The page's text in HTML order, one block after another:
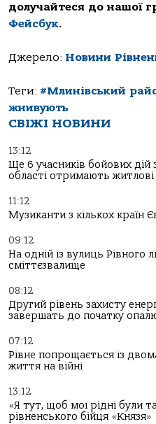
долучайтеся до нашої
Фейсбук.
Джерело: Новини
Теги: #Млинівський
жнивують
СВІЖІ НОВИНИ
13:12
Ще 6 учасників бойових дій
області отримають
11:12
Музиканти з кількох країн
09:12
На одній із вулиць Рівного
сміттєзвалище
08:12
Другий рівень захисту
завершать до початку
07:12
Рівне попрощається із
життя на війні
13:12
«Я тут, щоб мої рідні були
рівненського бійця «Князя»